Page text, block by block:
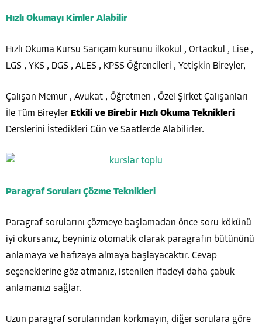
Hızlı Okumayı Kimler Alabilir
Hızlı Okuma Kursu Sarıçam kursunu ilkokul , Ortaokul , Lise ,
LGS , YKS , DGS , ALES , KPSS Öğrencileri , Yetişkin Bireyler,
Çalışan Memur , Avukat , Öğretmen , Özel Şirket Çalışanları
İle Tüm Bireyler Etkili ve Birebir Hızlı Okuma Teknikleri
Derslerini İstedikleri Gün ve Saatlerde Alabilirler.
Paragraf Soruları Çözme Teknikleri
Paragraf sorularını çözmeye başlamadan önce soru kökünü
iyi okursanız, beyniniz otomatik olarak paragrafın bütününü
anlamaya ve hafızaya almaya başlayacaktır. Cevap
seçeneklerine göz atmanız, istenilen ifadeyi daha çabuk
anlamanızı sağlar.
Uzun paragraf sorularından korkmayın, diğer sorulara göre